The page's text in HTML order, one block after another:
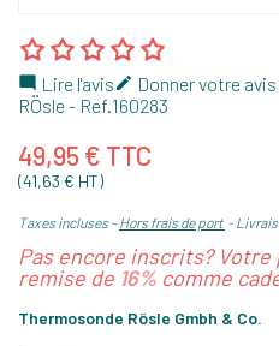
 Lire l'avis Donner votre avis
RÖsle - Ref. 160283
49,95 € TTC
(41,63 € HT)
Taxes incluses Hors frais de port
Pas encore inscrits?
remise de 16% comme
Thermosonde Rösle Gmbh & Co.